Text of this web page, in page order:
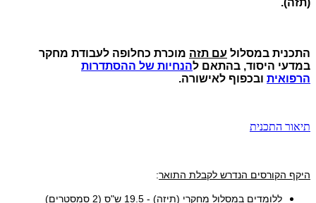
(תזה).
התכנית במסלול עם תזה מוכרת כחלופה לעבודת מחקר
במדעי היסוד, בהתאם להנחיות של ההסתדרות
הרפואית ובכפוף לאישורה.
תיאור התכנית
היקף הקורסים הנדרש לקבלת התואר:
ללומדים במסלול מחקרי (תיזה) - 19.5 ש"ס (2 סמסטרים)